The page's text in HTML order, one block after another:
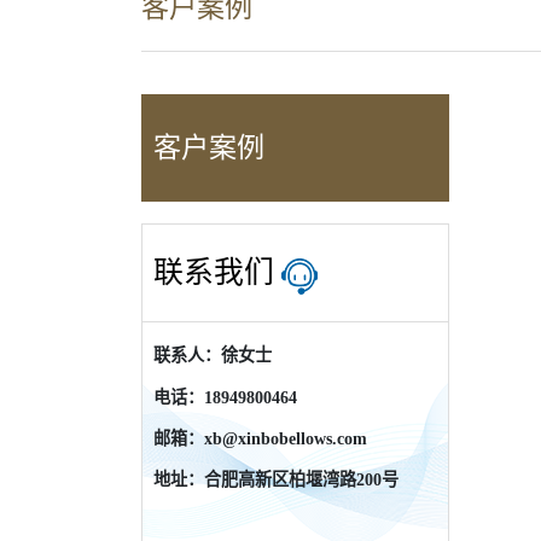
客户案例
客户案例
联系我们
联系人：徐女士
电话：18949800464
邮箱：xb@xinbobellows.com
地址：合肥高新区柏堰湾路200号